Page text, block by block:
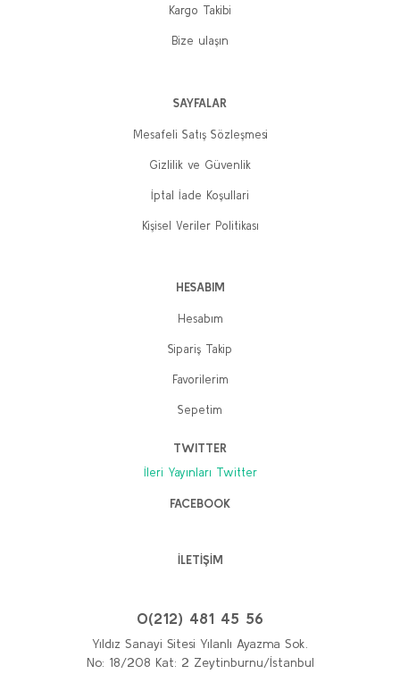
Kur'an-ı Kerim - Gerçek (Bez Ciltli Prestij Baskı)
Sepete Ekle
Kargo Takibi
Bize ulaşın
SAYFALAR
Mesafeli Satış Sözleşmesi
Gizlilik ve Güvenlik
İptal İade Koşullari
Kişisel Veriler Politikası
HESABIM
Hesabım
Sipariş Takip
Favorilerim
Sepetim
TWITTER
İleri Yayınları Twitter
FACEBOOK
İLETİŞİM
0(212) 481 45 56
Yıldız Sanayi Sitesi Yılanlı Ayazma Sok.
No: 18/208 Kat: 2 Zeytinburnu/İstanbul